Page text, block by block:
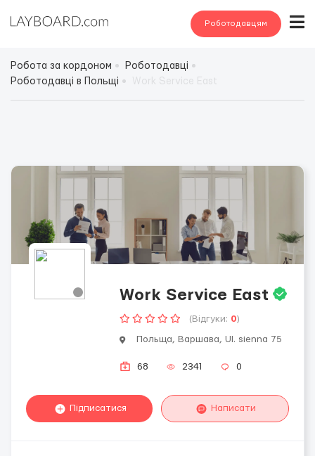
Роботодавцям
Робота за кордоном
Роботодавці
Роботодавці в Польщі
Work Service East
(Відгуки: 0)
Польща, Варшава, Ul. sienna 75
68 2341 0
Підписатися Написати